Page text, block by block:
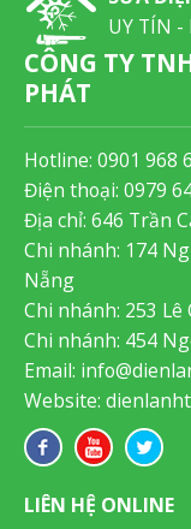
UY TÍN -
CÔNG TY
PHÁT
Hotline: 0901 968
Điện thoại: 0979
Địa chỉ: 646 Trần
Chi nhánh: 174
Nẵng
Chi nhánh: 253
Chi nhánh: 454
Email:
Website:
LIÊN HỆ ONLINE